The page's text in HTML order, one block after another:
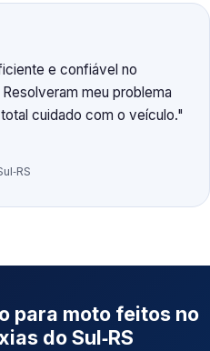
e confiável no
Resolveram meu problema
cuidado com o veículo.
para moto feitos no
do Sul‑RS